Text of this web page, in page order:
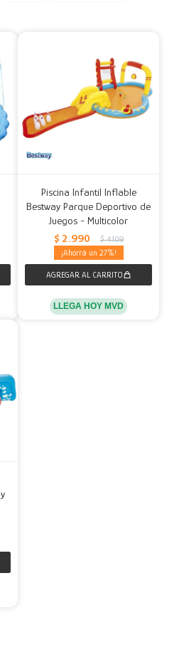
Piscina Infantil Inflable
Bestway Parque Deportivo de
Juegos - Multicolor
$ 2.990 $ 4.109
27
LLEGA HOY MVD